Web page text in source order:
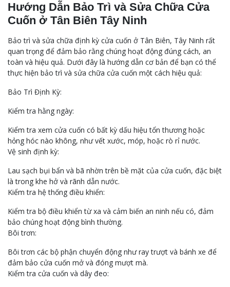
Hướng Dẫn Bảo Trì và Sửa Chữa Cửa
Cuốn ở Tân Biên Tây Ninh
Bảo trì và sửa chữa định kỳ cửa cuốn ở Tân Biên, Tây Ninh rất
quan trọng để đảm bảo rằng chúng hoạt động đúng cách, an
toàn và hiệu quả. Dưới đây là hướng dẫn cơ bản để bạn có thể
thực hiện bảo trì và sửa chữa cửa cuốn một cách hiệu quả:
Bảo Trì Định Kỳ:
Kiểm tra hằng ngày:
Kiểm tra xem cửa cuốn có bất kỳ dấu hiệu tổn thương hoặc
hỏng hóc nào không, như vết xước, móp, hoặc rò rỉ nước.
Vệ sinh định kỳ:
Lau sạch bụi bẩn và bã nhờn trên bề mặt của cửa cuốn, đặc biệt
là trong khe hở và rãnh dẫn nước.
Kiểm tra hệ thống điều khiển:
Kiểm tra bộ điều khiển từ xa và cảm biến an ninh nếu có, đảm
bảo chúng hoạt động bình thường.
Bôi trơn:
Bôi trơn các bộ phận chuyển động như ray trượt và bánh xe để
đảm bảo cửa cuốn mở và đóng mượt mà.
Kiểm tra cửa cuốn và dây đeo: